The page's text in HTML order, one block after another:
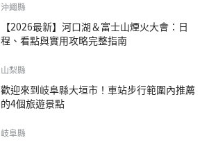
沖繩縣
【2026最新】河口湖＆富士山煙火大會：日
程、看點與實用攻略完整指南
山梨縣
歡迎來到岐阜縣大垣市！車站步行範圍內推薦
的4個旅遊景點
岐阜縣